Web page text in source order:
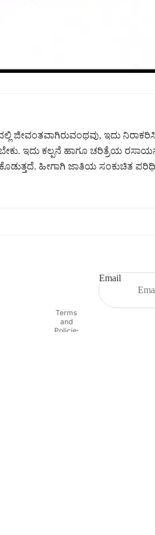
ಇದು
ಇದು ಕಲ್ಪನೆ ಹಾಗೂ ಚರಿತ್ರೆಯ
ಹೀಗಾಗಿ ಜಾತಿಯ ಸಂಕುಚಿತ
Email
Terms
and
Policies
Terms of service
Shipping policy
Contact information